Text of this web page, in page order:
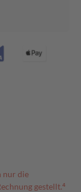
nur die
gestellt.⁴